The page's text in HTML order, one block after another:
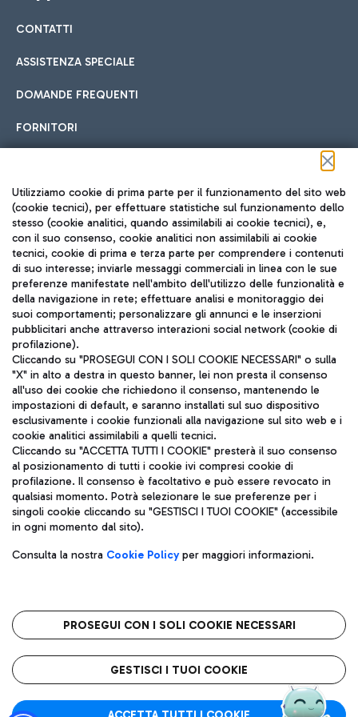
Cucina Internazionale
Fast Food
Pizza
Gelateria
Wine Bar & Sparkling
Hotel in aeroporto
Scegli l'alloggio più adatto e approfitta della vicinanza
all'aeroporto.
Car sharing
Con il Car Sharing è ancora più facile spostarsi
Treno
Raggiungi velocemente l'aeroporto di Fiumicino da Roma
tramite i servizi ferroviari Trenitalia.
Autobus
Scopri le linee di autobus per raggiungere l'aeroporto
Leonardo Da Vinci.
Raggiungi l’aeroporto senza pensieri con il servizio di taxi a
Ristoranti
Scopri la nostra offerta per una pausa gustosa in aeroporto
Mappa Aeroporto Fiumicino
CONTATTI
ASSISTENZA SPECIALE
DOMANDE FREQUENTI
FORNITORI
Seguici sui social
TRAVEL JOURNAL
ITA
Aeroporti di Roma S.p.A. - Società soggetta a direzione e
coordinamento di Mundys S.p.A.
Codice fiscale e Registro delle Imprese di Roma 13032990155 P.
IVA 06572251004
Capitale sociale 62.224.743,00 int. vers.
Sede legale: Via Pier Paolo Racchetti 1 - 00054 Fiumicino (RM)
telefono +39 06 65951
Privacy policy
Note legali
Roma FCO
L'aeroporto stellato
Utilizziamo cookie di prima parte per il funzionamento del sito web
(cookie tecnici), per effettuare statistiche sul funzionamento dello
stesso (cookie analitici, quando assimilabili ai cookie tecnici), e,
con il suo consenso, cookie analitici non assimilabili ai cookie
tecnici, cookie di prima e terza parte per comprendere i contenuti
di suo interesse; inviarle messaggi commerciali in linea con le sue
preferenze manifestate nell'ambito dell'utilizzo delle funzionalità e
della navigazione in rete; effettuare analisi e monitoraggio dei
suoi comportamenti; personalizzare gli annunci e le inserzioni
pubblicitari anche attraverso interazioni social network (cookie di
profilazione).
Cliccando su "PROSEGUI CON I SOLI COOKIE NECESSARI" o sulla
"X" in alto a destra in questo banner, lei non presta il consenso
all'uso dei cookie che richiedono il consenso, mantenendo le
impostazioni di default, e saranno installati sul suo dispositivo
esclusivamente i cookie funzionali alla navigazione sul sito web e i
cookie analitici assimilabili a quelli tecnici.
Cliccando su "ACCETTA TUTTI I COOKIE" presterà il suo consenso
al posizionamento di tutti i cookie ivi compresi cookie di
profilazione. Il consenso è facoltativo e può essere revocato in
qualsiasi momento. Potrà selezionare le sue preferenze per i
singoli cookie cliccando su "GESTISCI I TUOI COOKIE" (accessibile
in ogni momento dal sito).
Consulta la nostra Cookie Policyper maggiori informazioni.
PROSEGUI CON I SOLI COOKIE NECESSARI
GESTISCI I TUOI COOKIE